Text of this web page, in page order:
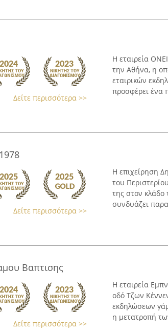
Δείτε περισσότερα >>
Η εταιρεία
την Αθήνα, η
εταιρικών
προσφέρει ένα
Δείτε περισσότερα >>
Η επιχείρηση
του
της στον
συνδυάζει
Βαπτισης
Δείτε περισσότερα >>
Η εταιρεία
οδό Τζων
εκδηλώσεων
η μετατροπή